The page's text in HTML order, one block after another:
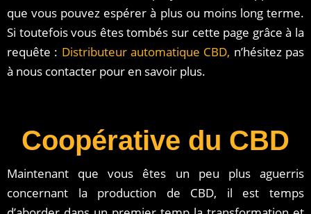
que vous pouvez espérer à plus ou moins long terme.
Si toutefois vous êtes tombés sur cette page grâce à la
requête : Distributeur automatique CBD, n’hésitez pas
à nous contacter pour en savoir plus.
Coopérative du CBD
Maintenant que vous êtes un peu plus aguerris
concernant la production de CBD, il est temps